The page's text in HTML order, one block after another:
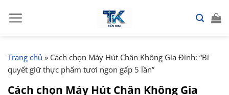
đến
Trang chủ » Cách chọn Máy Hút Chân Không Gia Đình: “Bí
quyết giữ thực phẩm tươi ngon gấp 5 lần”
Cách chọn Máy Hút Chân Không Gia